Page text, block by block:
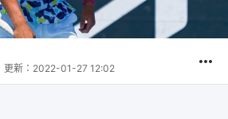
更新： 2022-01-27 12:02